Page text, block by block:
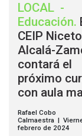
LOCAL -
Educación.
CEIP Niceto
Alcalá-
contará el
próximo
con aula
Rafael Cobo
Calmaestra |
febrero de 2024